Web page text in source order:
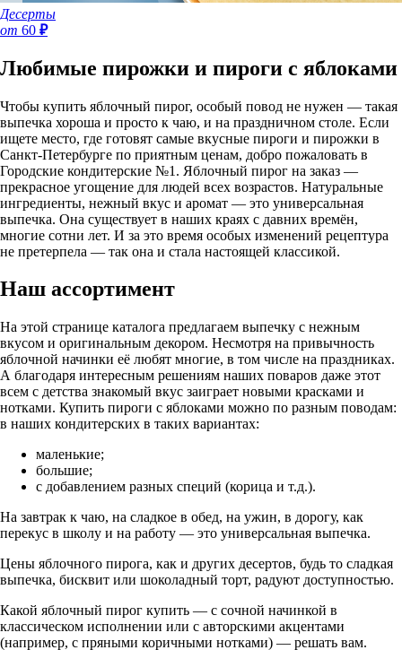
Десерты
от 60 ₽
Любимые пирожки и пироги с яблоками
Чтобы купить яблочный пирог, особый повод не нужен — такая
выпечка хороша и просто к чаю, и на праздничном столе. Если
ищете место, где готовят самые вкусные пироги и пирожки в
Санкт-Петербурге по приятным ценам, добро пожаловать в
Городские кондитерские №1. Яблочный пирог на заказ —
прекрасное угощение для людей всех возрастов. Натуральные
ингредиенты, нежный вкус и аромат — это универсальная
выпечка. Она существует в наших краях с давних времён,
многие сотни лет. И за это время особых изменений рецептура
не претерпела — так она и стала настоящей классикой.
Наш ассортимент
На этой странице каталога предлагаем выпечку с нежным
вкусом и оригинальным декором. Несмотря на привычность
яблочной начинки её любят многие, в том числе на праздниках.
А благодаря интересным решениям наших поваров даже этот
всем с детства знакомый вкус заиграет новыми красками и
нотками. Купить пироги с яблоками можно по разным поводам:
в наших кондитерских в таких вариантах:
маленькие;
большие;
с добавлением разных специй (корица и т.д.).
На завтрак к чаю, на сладкое в обед, на ужин, в дорогу, как
перекус в школу и на работу — это универсальная выпечка.
Цены яблочного пирога, как и других десертов, будь то сладкая
выпечка, бисквит или шоколадный торт, радуют доступностью.
Какой яблочный пирог купить — с сочной начинкой в
классическом исполнении или с авторскими акцентами
(например, с пряными коричными нотками) — решать вам.